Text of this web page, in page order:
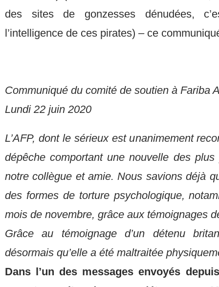
des sites de gonzesses dénudées,
l’intelligence de ces pirates) – ce
Communiqué du comité de soutien à Fariba
Lundi 22 juin 2020
L’AFP, dont le sérieux est unanimement
dépêche comportant une nouvelle des
notre collègue et amie. Nous savions déjà
des formes de torture psychologique,
mois de novembre, grâce aux témoignages
Grâce au témoignage d’un détenu
désormais qu’elle a été maltraitée
Dans l’un des messages envoyés